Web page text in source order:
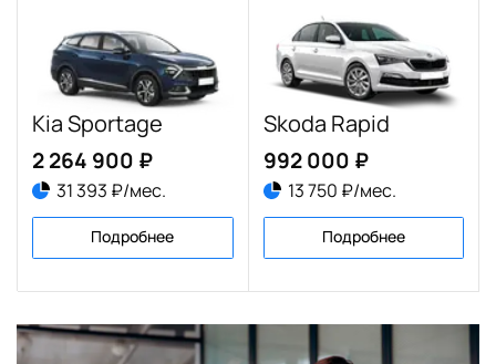
Kia Sportage
2 264 900 ₽
31 393 ₽/мес.
Подробнее
Skoda Rapid
992 000 ₽
13 750 ₽/мес.
Подробнее